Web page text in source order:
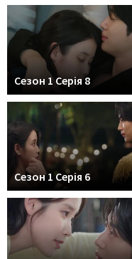
Сезон 1 Серія 8
Сезон 1 Серія 6